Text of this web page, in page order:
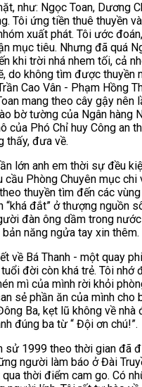
như: Ngọc Toan, Dương
Tôi ứng tiền thuê thuyền
xuất phát. Tôi ước
mục tiêu. Nhưng đã quá
khi trời nhá nhem tối, cả
do không tìm được thuyền
Cao Vân - Phạm Hồng
mang theo cây gậy nên
bờ tường của Ngân hàng
của Phó Chỉ huy Công an
thấy, đưa về.
lớn anh em thời sự đều
cầu Phòng Chuyên mục chi
thuyền tìm đến các
đắt” ở thượng nguồn
đàn ông dầm trong
năng ngửa tay xin thêm.
về Bá Thanh - một quay
đời còn khá trẻ. Tôi nhớ
mì của mình rời khỏi
sẻ phần ăn của mình cho
Ba, kẹt lũ không về nhà
đúng ba từ “ Đội ơn chú!”.
sử 1999 theo thời gian đã
người làm báo ở Đài
thời điểm cam go. Có